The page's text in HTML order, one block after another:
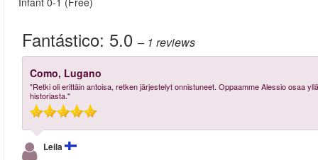
Fantástico: 5.0 – 1 reviews
Como, Lugano
"Retki oli erittäin antoisa, retken järjestelyt onnistuneet. Oppaamme Alessio osaa
historiasta."
Leila